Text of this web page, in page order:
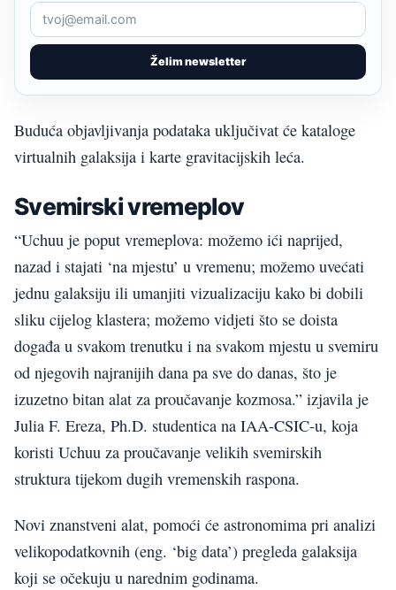
Želim newsletter
Buduća objavljivanja podataka uključivat će kataloge
virtualnih galaksija i karte gravitacijskih leća.
Svemirski vremeplov
“Uchuu je poput vremeplova: možemo ići naprijed,
nazad i stajati ‘na mjestu’ u vremenu; možemo uvećati
jednu galaksiju ili umanjiti vizualizaciju kako bi dobili
sliku cijelog klastera; možemo vidjeti što se doista
događa u svakom trenutku i na svakom mjestu u svemiru
od njegovih najranijih dana pa sve do danas, što je
izuzetno bitan alat za proučavanje kozmosa.” izjavila je
Julia F. Ereza, Ph.D. studentica na IAA-CSIC-u, koja
koristi Uchuu za proučavanje velikih svemirskih
struktura tijekom dugih vremenskih raspona.
Novi znanstveni alat, pomoći će astronomima pri analizi
velikopodatkovnih (eng. ‘big data’) pregleda galaksija
koji se očekuju u narednim godinama.